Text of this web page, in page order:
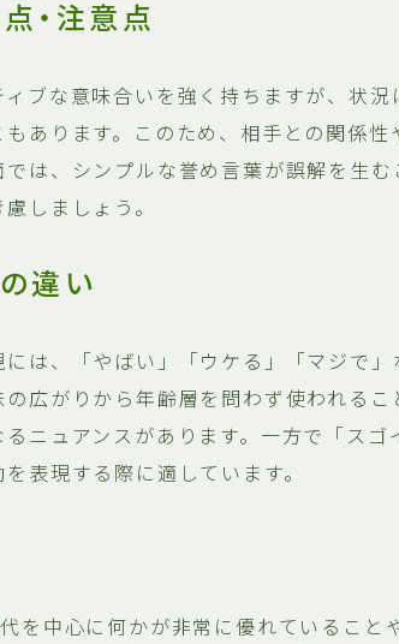
・注意点
ィブな意味合いを強く持ちますが、状
あります。このため、相手との関係性
は、シンプルな誉め言葉が誤解を生
しましょう。
違い
は、「やばい」「ウケる」「マジで
広がりから年齢層を問わず使われる
ニュアンスがあります。一方で「ス
表現する際に適しています。
を中心に何かが非常に優れているこ